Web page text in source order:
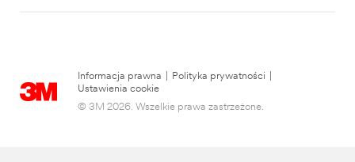
Informacja prawna Polityka prywatności
Ustawienia cookie
© 3M 2026. Wszelkie prawa zastrzeżone.